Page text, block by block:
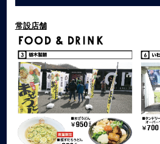
常設店舗